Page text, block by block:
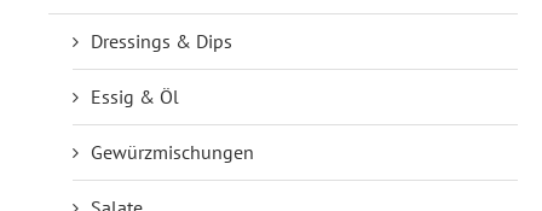
Dressings & Dips
Essig & Öl
Gewürzmischungen